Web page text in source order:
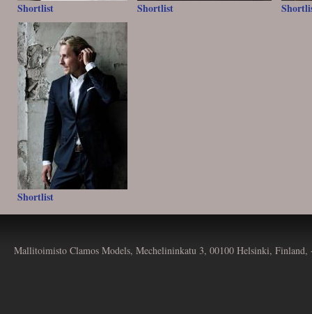
Shortlist Shortlist
Shortlist
Mallitoimisto Clamos Models, Mechelininkatu 3, 00100 Helsinki,